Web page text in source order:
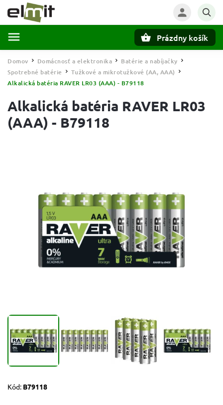
Prázdny košík
Domov / Domácnosť a elektronika / Batérie a nabíjačky /
Spotrebné batérie / Tužkové a mikrotužkové (AA, AAA) /
Alkalická batéria RAVER LR03 (AAA) - B79118
Alkalická batéria RAVER LR03
(AAA) - B79118
Kód: B79118